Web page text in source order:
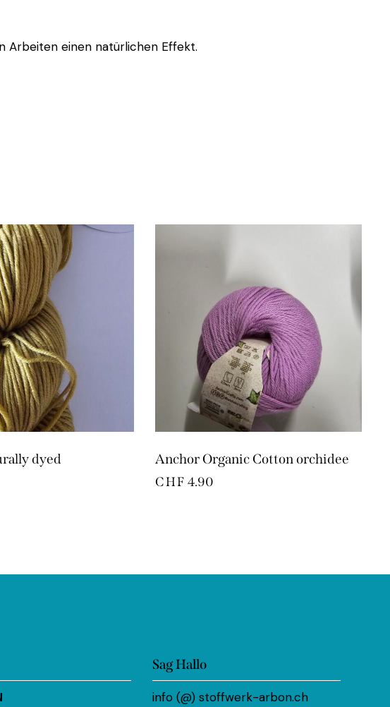
Arbeiten einen natürlichen Effekt.
dyed Anchor Organic Cotton orchidee
CHF 4.90
Sag Hallo
info (@) stoffwerk-arbon.ch